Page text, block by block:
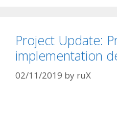
Project Update:
implementation
02/11/2019 by ruX